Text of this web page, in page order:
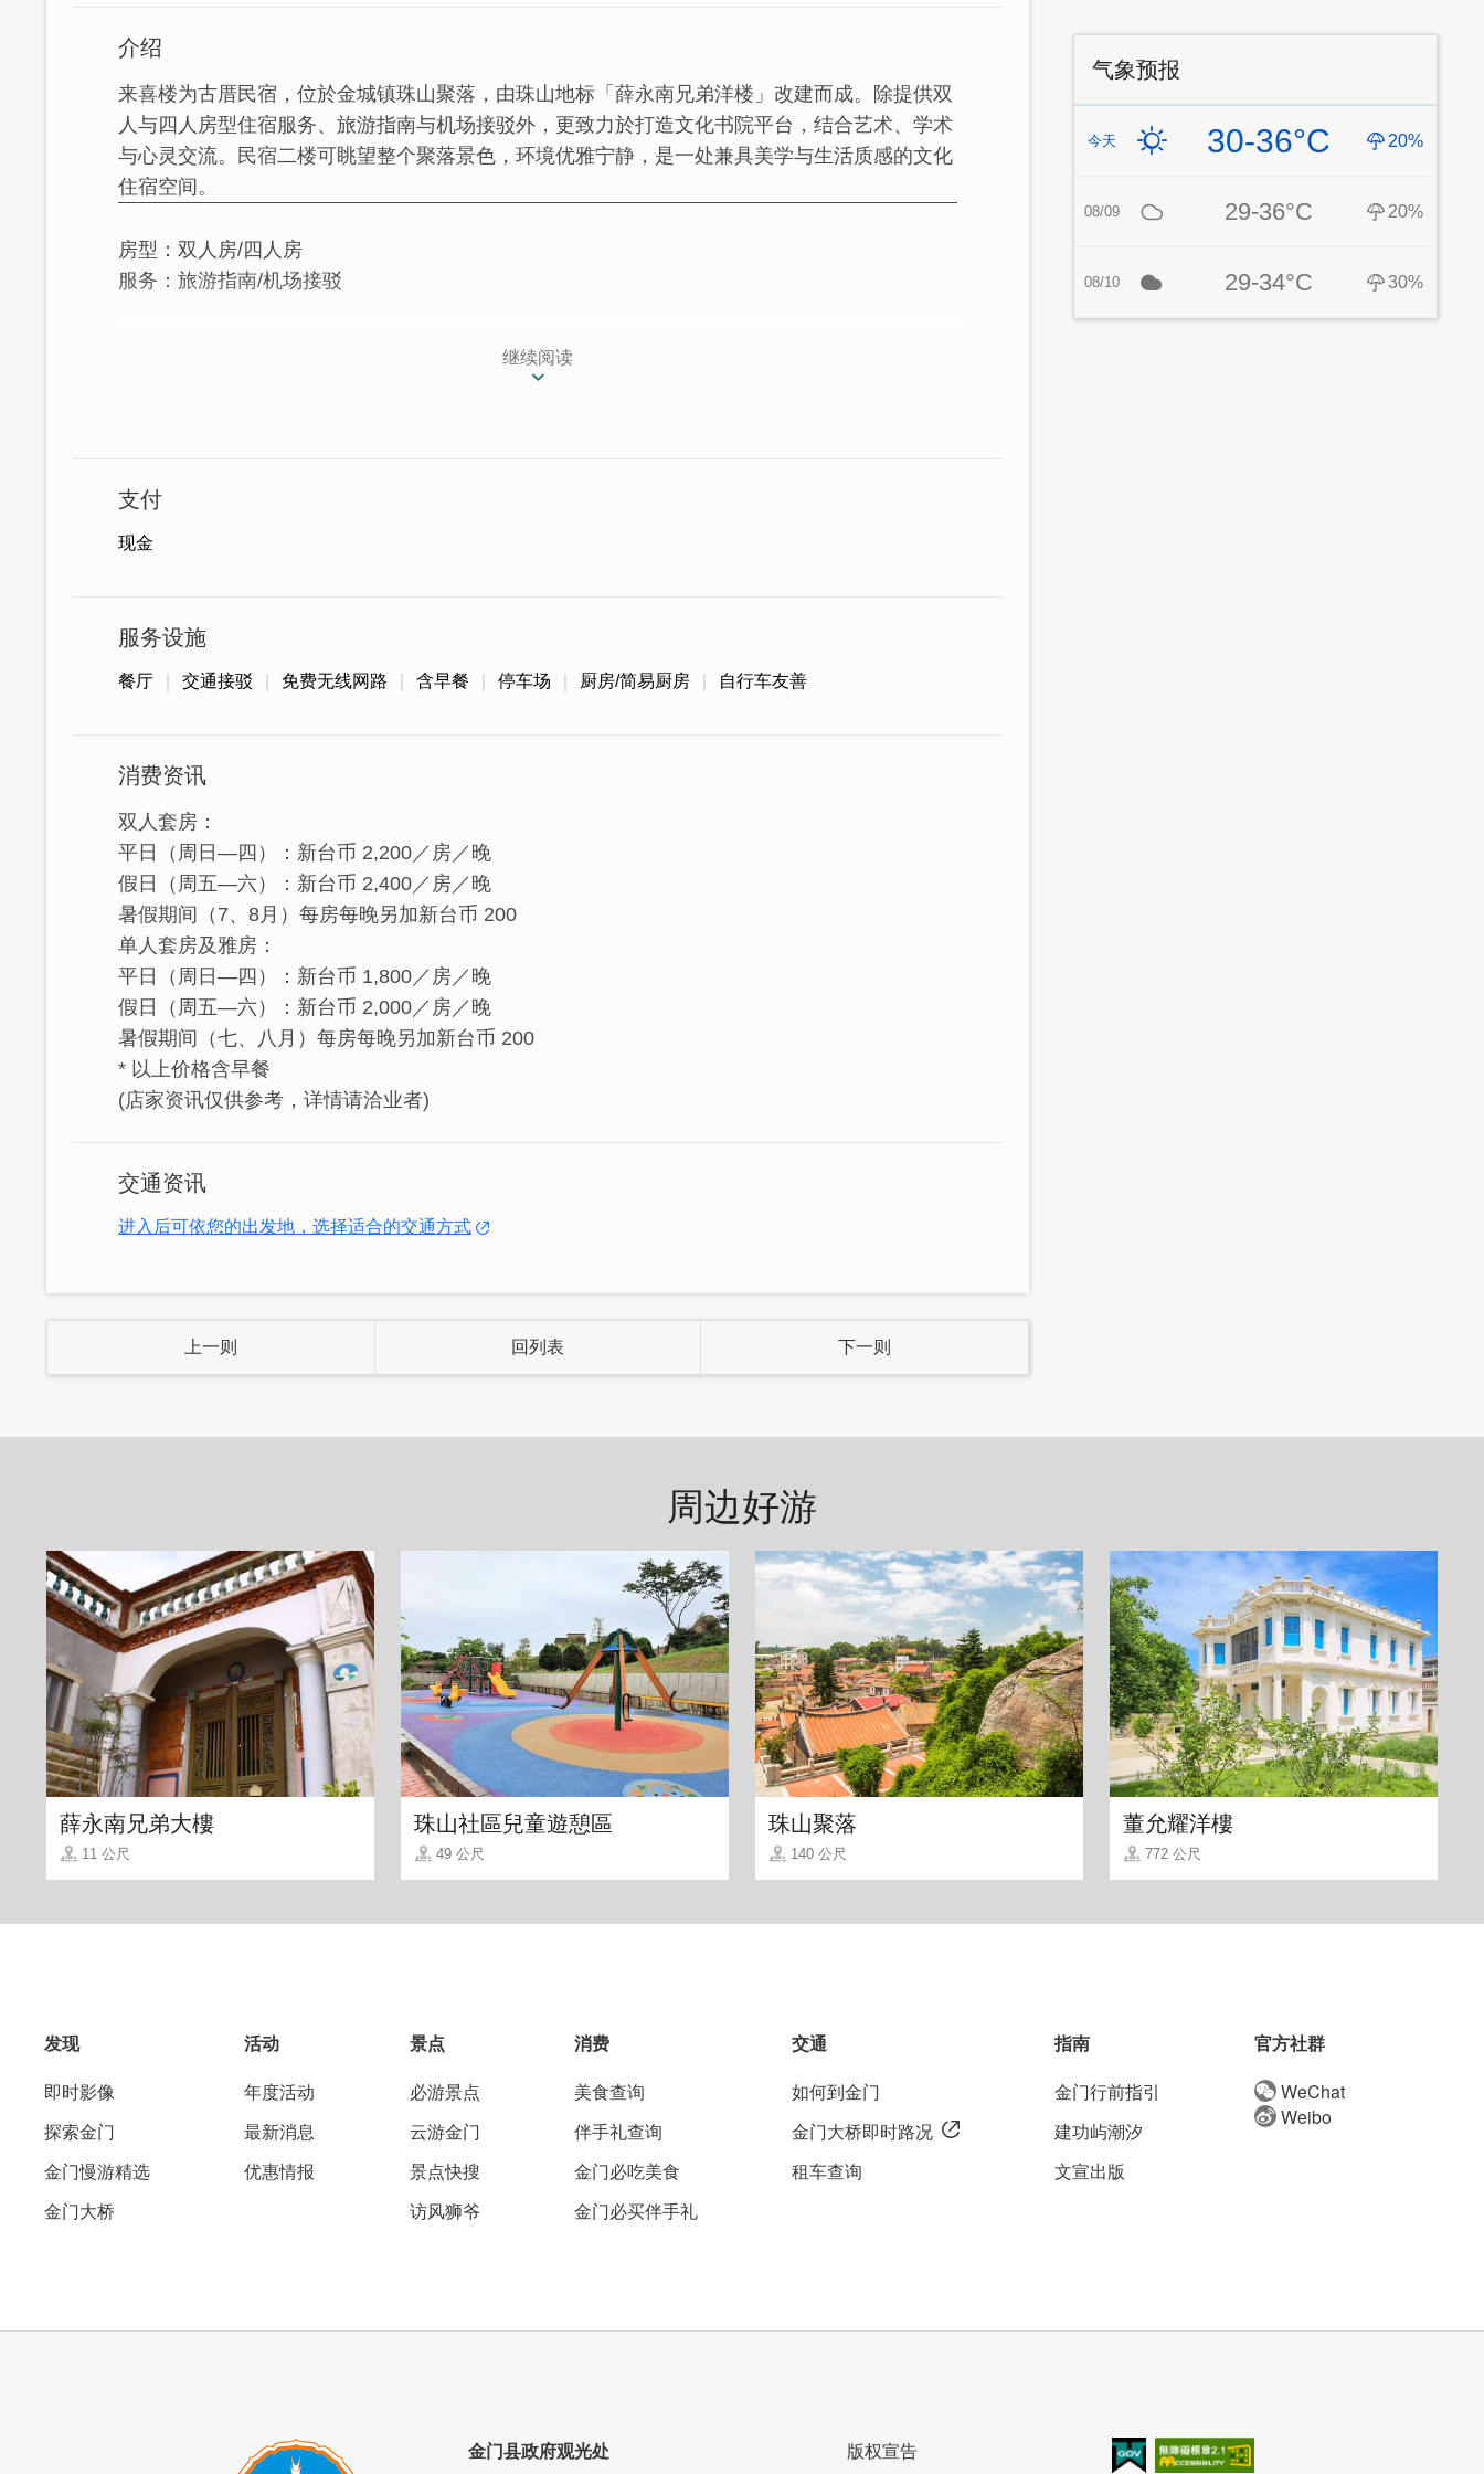
介绍
来喜楼为古厝民宿，位於金城镇珠山聚落，由珠山地标「薛永南兄弟洋楼」改建而成。除提供双
人与四人房型住宿服务、旅游指南与机场接驳外，更致力於打造文化书院平台，结合艺术、学术
与心灵交流。民宿二楼可眺望整个聚落景色，环境优雅宁静，是一处兼具美学与生活质感的文化
住宿空间。
房型：双人房/四人房
服务：旅游指南/机场接驳
楼，除了是金门洋楼的代表作外，也是珠山的地标建筑。
2010年由王秋桂先生获得经营权，命名「来喜楼」，取来者喜之及来者赐喜之意；英文名 Lexis
Inn，带有学究味道。
继续阅读
支付
现金
服务设施
餐厅 交通接驳 免费无线网路 含早餐 停车场 厨房/简易厨房 自行车友善
消费资讯
双人套房：
平日（周日—四）：新台币 2,200／房／晚
假日（周五—六）：新台币 2,400／房／晚
暑假期间（7、8月）每房每晚另加新台币 200
单人套房及雅房：
平日（周日—四）：新台币 1,800／房／晚
假日（周五—六）：新台币 2,000／房／晚
暑假期间（七、八月）每房每晚另加新台币 200
* 以上价格含早餐
(店家资讯仅供参考，详情请洽业者)
交通资讯
进入后可依您的出发地，选择适合的交通方式
上一则 回列表 下一则
气象预报
今天 30-36°C 20%
08/09 29-36°C 20%
08/10 29-34°C 30%
周边好游
薛永南兄弟大樓
11 公尺
珠山社區兒童遊憩區
49 公尺
珠山聚落
140 公尺
董允耀洋樓
772 公尺
发现
即时影像
探索金门
金门慢游精选
金门大桥
活动
年度活动
最新消息
优惠情报
景点
必游景点
云游金门
景点快搜
访风狮爷
消费
美食查询
伴手礼查询
金门必吃美食
金门必买伴手礼
交通
如何到金门
金门大桥即时路况
租车查询
指南
金门行前指引
建功屿潮汐
文宣出版
官方社群
WeChat
Weibo
金门县政府观光处
版权宣告